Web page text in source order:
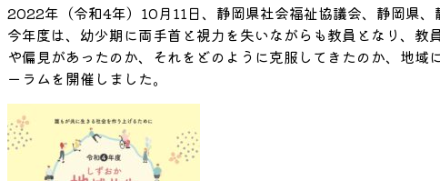
2022年（令和4年）10月11日、静岡県社会福祉協議会、静岡県
今年度は、幼少期に両手首と視力を失いながらも教員となり、
や偏見があったのか、それをどのように克服してきたのか、地
ーラムを開催しました。